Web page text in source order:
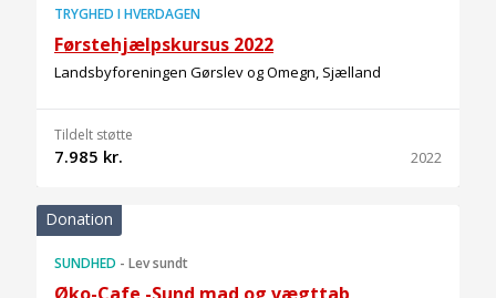
TRYGHED I HVERDAGEN
Førstehjælpskursus 2022
Landsbyforeningen Gørslev og Omegn, Sjælland
Tildelt støtte
7.985 kr. 2022
Donation
SUNDHED - Lev sundt